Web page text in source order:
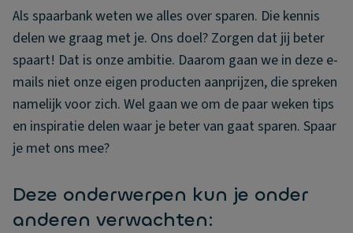
Als spaarbank weten we alles over sparen. Die kennis
delen we graag met je. Ons doel? Zorgen dat jij beter
spaart! Dat is onze ambitie. Daarom gaan we in deze e-
mails niet onze eigen producten aanprijzen, die spreken
namelijk voor zich. Wel gaan we om de paar weken tips
en inspiratie delen waar je beter van gaat sparen. Spaar
je met ons mee?
Deze onderwerpen kun je onder
anderen verwachten: